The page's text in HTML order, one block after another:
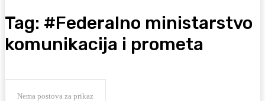
Tag: #Federalno ministarstvo
komunikacija i prometa
Nema postova za prikaz